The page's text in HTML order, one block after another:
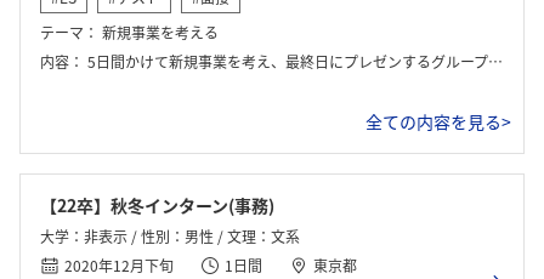
テーマ： 新規事業を考える
内容： 5日間かけて新規事業を考え、最終日にプレゼンするグループワークを行なった。また、業務形態などの説明を詳しく説明された。自分が希望した部署の説明・実習を受けた。
全ての内容を見る>
【22卒】秋冬インターン(事務)
大学：非表示 / 性別：男性 / 文理：文系
2020年12月下旬
1日間
東京都